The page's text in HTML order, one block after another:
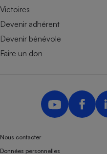
Victoires
Devenir adhérent
Devenir bénévole
Faire un don
Nous contacter
Données personnelles